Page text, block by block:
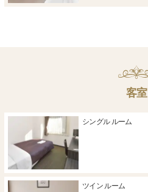
客室
シングル ルーム
ツイン ルーム